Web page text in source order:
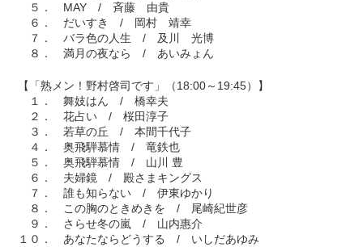
５． MAY / 斉藤 由貴
６． だいすき / 岡村 靖幸
７． バラ色の人生 / 及川 光博
８． 満月の夜なら / あいみょん
【「熟メン！野村啓司です」（18:00～19:45）】
１． 舞妓はん / 橋幸夫
２． 花占い / 桜田淳子
３． 若草の丘 / 本間千代子
４． 奥飛騨慕情 / 竜鉄也
５． 奥飛騨慕情 / 山川 豊
６． 夫婦鏡 / 殿さまキングス
７． 誰も知らない / 伊東ゆかり
８． この胸のときめきを / 尾崎紀世彦
９． さらせ冬の嵐 / 山内惠介
１０． あなたならどうする / いしだあゆみ